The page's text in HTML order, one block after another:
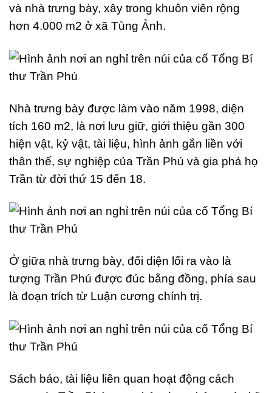
và nhà trưng bày, xây trong khuôn viên rộng
hơn 4.000 m2 ở xã Tùng Ảnh.
Nhà trưng bày được làm vào năm 1998, diện
tích 160 m2, là nơi lưu giữ, giới thiệu gần 300
hiện vật, kỷ vật, tài liệu, hình ảnh gắn liền với
thân thế, sự nghiệp của Trần Phú và gia phả họ
Trần từ đời thứ 15 đến 18.
Ở giữa nhà trưng bày, đối diện lối ra vào là
tượng Trần Phú được đúc bằng đồng, phía sau
là đoạn trích từ Luận cương chính trị.
Sách báo, tài liệu liên quan hoạt động cách